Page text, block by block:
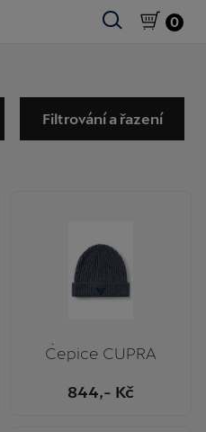
0
Filtrování a řazení
Čepice CUPRA
844,- Kč